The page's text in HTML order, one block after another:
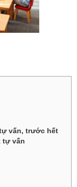
vấn, trước hết
tự vấn